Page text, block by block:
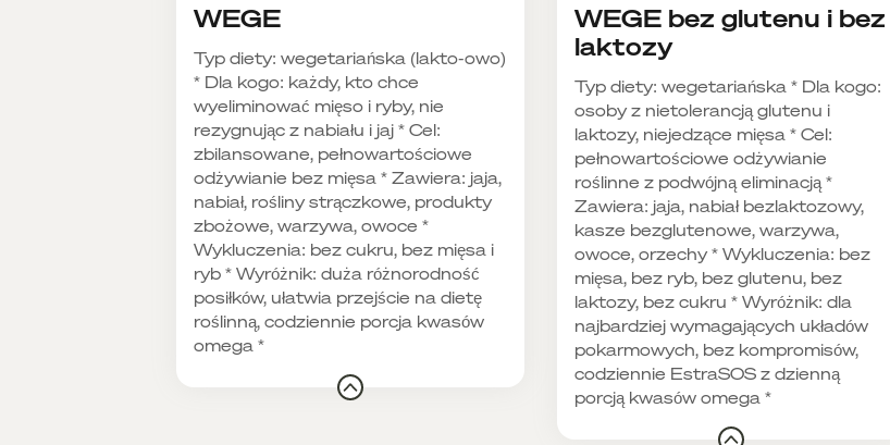
WEGE
Typ diety: wegetariańska (lakto-owo)
* Dla kogo: każdy, kto chce
wyeliminować mięso i ryby, nie
rezygnując z nabiału i jaj * Cel:
zbilansowane, pełnowartościowe
odżywianie bez mięsa * Zawiera: jaja,
nabiał, rośliny strączkowe, produkty
zbożowe, warzywa, owoce *
Wykluczenia: bez cukru, bez mięsa i
ryb * Wyróżnik: duża różnorodność
posiłków, ułatwia przejście na dietę
roślinną, codziennie porcja kwasów
omega *
WEGE bez glutenu i bez
laktozy
Typ diety: wegetariańska * Dla kogo:
osoby z nietolerancją glutenu i
laktozy, niejedzące mięsa * Cel:
pełnowartościowe odżywianie
roślinne z podwójną eliminacją *
Zawiera: jaja, nabiał bezlaktozowy,
kasze bezglutenowe, warzywa,
owoce, orzechy * Wykluczenia: bez
mięsa, bez ryb, bez glutenu, bez
laktozy, bez cukru * Wyróżnik: dla
najbardziej wymagających układów
pokarmowych, bez kompromisów,
codziennie EstraSOS z dzienną
porcją kwasów omega *